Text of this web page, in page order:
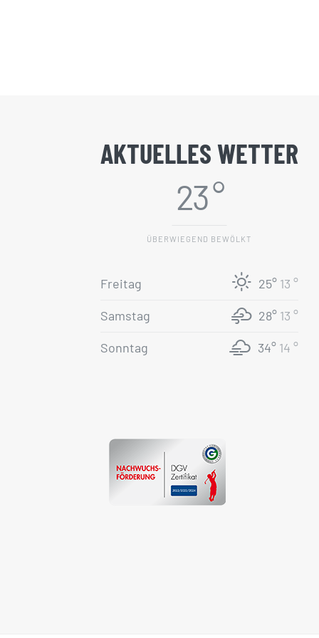
AKTUELLES WETTER
23 °
ÜBERWIEGEND BEWÖLKT
Freitag 25° 13 °
Samstag 28° 13 °
Sonntag 34° 14 °